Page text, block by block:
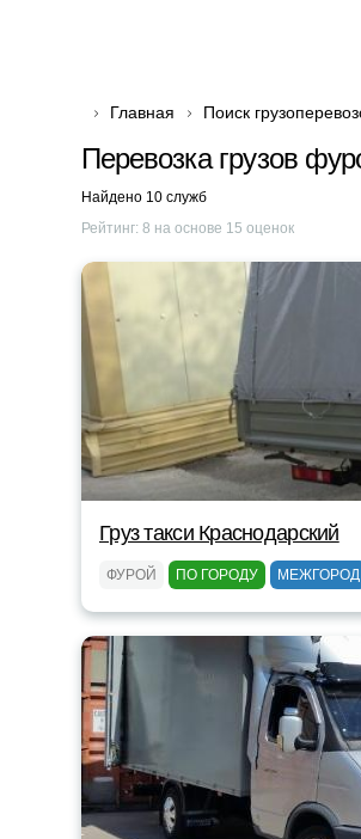
Главная Поиск
Перевозка грузов
Найдено 10 служб
Рейтинг: 8 на основе 15 оценок
Груз такси Краснодарский
ФУРОЙ ПО ГОРОДУ МЕЖГОРОД